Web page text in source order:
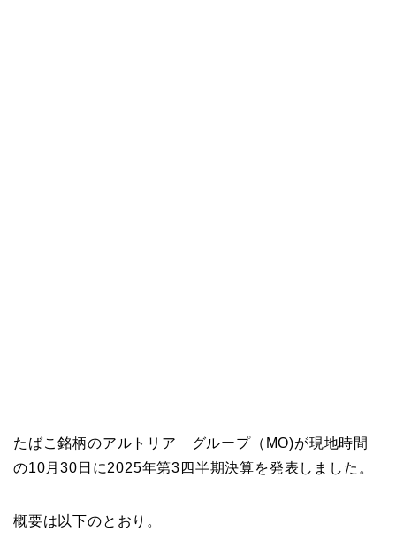
たばこ銘柄のアルトリア グループ（MO)が現地時間
の10月30日に2025年第3四半期決算を発表しました。
概要は以下のとおり。